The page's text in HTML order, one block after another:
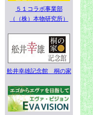
５１コラボ事業部
（（株）本物研究所）
舩井幸雄記念館 桐の家